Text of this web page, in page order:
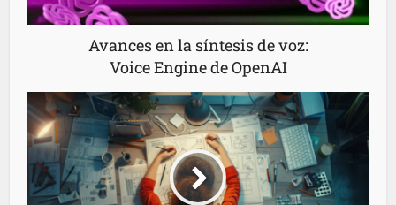
Avances en la síntesis de voz:
Voice Engine de OpenAI